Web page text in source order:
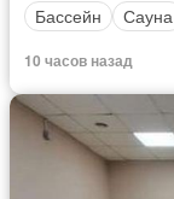
Бассейн
Сауна
10 часов назад